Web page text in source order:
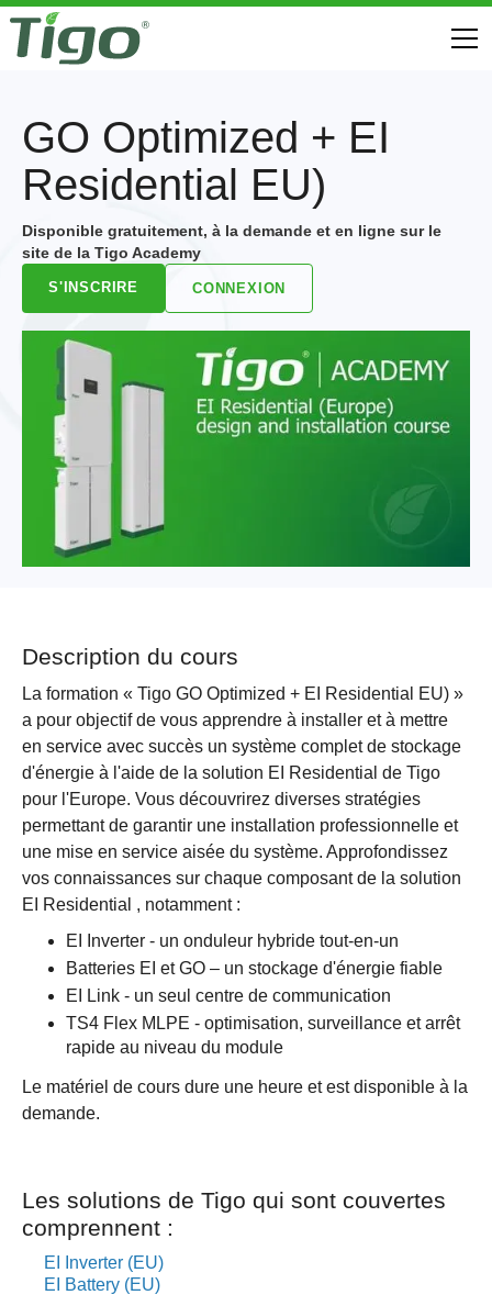
GO Optimized + EI
Residential EU)
Disponible gratuitement, à la demande et en ligne sur le
site de la Tigo Academy
S'INSCRIRE CONNEXION
Description du cours
La formation « Tigo GO Optimized + EI Residential EU) »
a pour objectif de vous apprendre à installer et à mettre
en service avec succès un système complet de stockage
d'énergie à l'aide de la solution EI Residential de Tigo
pour l'Europe. Vous découvrirez diverses stratégies
permettant de garantir une installation professionnelle et
une mise en service aisée du système. Approfondissez
vos connaissances sur chaque composant de la solution
EI Residential , notamment :
EI Inverter - un onduleur hybride tout-en-un
Batteries EI et GO – un stockage d'énergie fiable
EI Link - un seul centre de communication
TS4 Flex MLPE - optimisation, surveillance et arrêt
rapide au niveau du module
Le matériel de cours dure une heure et est disponible à la
demande.
Les solutions de Tigo qui sont couvertes
comprennent :
EI Inverter (EU)
EI Battery (EU)